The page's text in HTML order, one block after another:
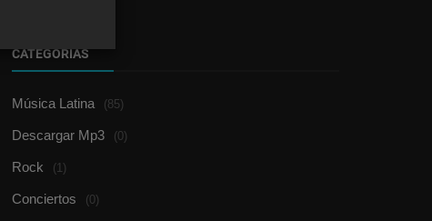
CATEGORÍAS
Música Latina (85)
Descargar Mp3 (0)
Rock (1)
Conciertos (0)